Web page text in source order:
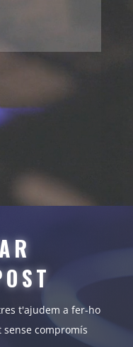
t'ajudem a fer-ho
compromís